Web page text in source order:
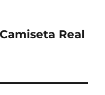
Real